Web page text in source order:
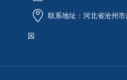
联系地址：河北省沧州
园